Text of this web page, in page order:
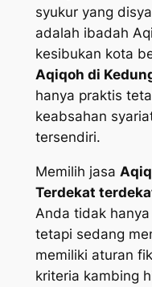
syukur yang
adalah ibadah
kesibukan kota
Aqiqoh di
hanya praktis
keabsahan
tersendiri.
Memilih jasa
Terdekat
Anda tidak
tetapi sedang
memiliki aturan
kriteria kambing